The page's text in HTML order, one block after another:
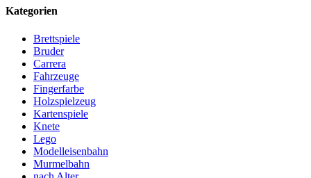
Kategorien
Brettspiele
Bruder
Carrera
Fahrzeuge
Fingerfarbe
Holzspielzeug
Kartenspiele
Knete
Lego
Modelleisenbahn
Murmelbahn